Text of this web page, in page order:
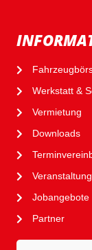
Werkstatt &
Vermietung
Downloads
Jobangebote
Partner